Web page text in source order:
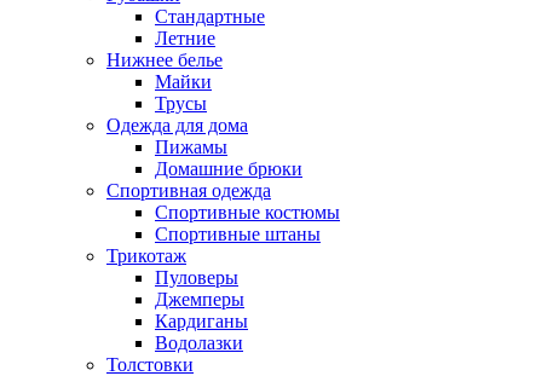
Стандартные
Летние
Нижнее белье
Майки
Трусы
Одежда для дома
Пижамы
Домашние брюки
Спортивная одежда
Спортивные костюмы
Спортивные штаны
Трикотаж
Пуловеры
Джемперы
Кардиганы
Водолазки
Толстовки